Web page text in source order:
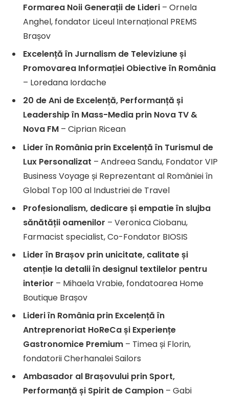
Formarea Noii Generații de Lideri – Ornela
Anghel, fondator Liceul Internațional PREMS
Brașov
Excelență în Jurnalism de Televiziune și
Promovarea Informației Obiective în România
– Loredana Iordache
20 de Ani de Excelență, Performanță și
Leadership în Mass-Media prin Nova TV &
Nova FM – Ciprian Ricean
Lider în România prin Excelență în Turismul de
Lux Personalizat – Andreea Sandu, Fondator VIP
Business Voyage și Reprezentant al României în
Global Top 100 al Industriei de Travel
Profesionalism, dedicare și empatie în slujba
sănătății oamenilor – Veronica Ciobanu,
Farmacist specialist, Co-Fondator BIOSIS
Lider în Brașov prin unicitate, calitate și
atenție la detalii în designul textilelor pentru
interior – Mihaela Vrabie, fondatoarea Home
Boutique Brașov
Lideri în România prin Excelență în
Antreprenoriat HoReCa și Experiențe
Gastronomice Premium – Timea și Florin,
fondatorii Cherhanalei Sailors
Ambasador al Brașovului prin Sport,
Performanță și Spirit de Campion – Gabi